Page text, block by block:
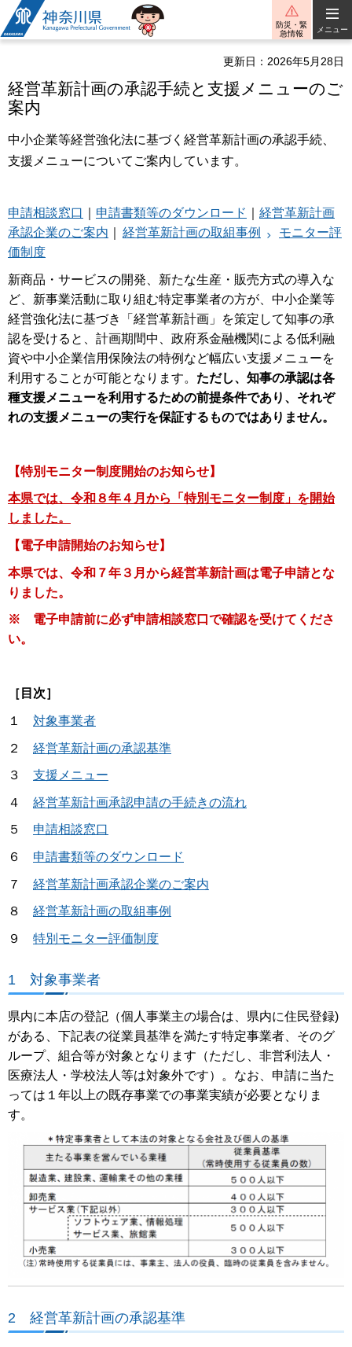
神奈川県
防災・緊
急情報
メニュー
更新日：2026年5月28日
経営革新計画の承認手続と支援メニューのご
案内
中小企業等経営強化法に基づく経営革新計画の承認手続、
支援メニューについてご案内しています。
申請相談窓口 申請書類等のダウンロード
経営革新計画
承認企業のご案内
経営革新計画の取組事例
モニター評
価制度
新商品・サービスの開発、新たな生産・販売方式の導入な
ど、新事業活動に取り組む特定事業者の方が、中小企業等
経営強化法に基づき「経営革新計画」を策定して知事の承
認を受けると、計画期間中、政府系金融機関による低利融
資や中小企業信用保険法の特例など幅広い支援メニューを
利用することが可能となります。 ただし、 知事の承認は各
種支援メニューを利用するための前提条件であり、それぞ
れの支援メニューの実行を保証するものではありません。
【特別モニター制度開始のお知らせ】
本県では、令和８年４月から「特別モニター制度」を開始
しました。
【電子申請開始のお知らせ】
本県では、令和７年３月から経営革新計画は電子申請とな
りました。
※ 電子申請前に必ず申請相談窓口で確認を受けてくださ
い。
［目次］
１ 対象事業者
２ 経営革新計画の承認基準
３ 支援メニュー
４ 経営革新計画承認申請の手続きの流れ
５ 申請相談窓口
６ 申請書類等のダウンロード
７ 経営革新計画承認企業のご案内
８ 経営革新計画の取組事例
９ 特別モニター評価制度
1 対象事業者
県内に本店の登記（個人事業主の場合は、県内に住民登録)
がある、下記表の従業員基準を満たす特定事業者、そのグ
ループ、組合等が対象となります（ただし、非営利法人・
医療法人・学校法人等は対象外です）。なお、申請に当た
っては１年以上の既存事業での事業実績が必要となりま
す。
2 経営革新計画の承認基準